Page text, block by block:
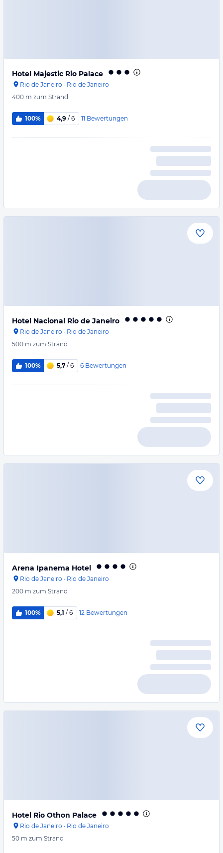
Hotel Majestic Rio Palace
Rio de Janeiro · Rio de Janeiro
400 m zum Strand
100% 4,9 / 6 11 Bewertungen
Hotel Nacional Rio de Janeiro
Rio de Janeiro · Rio de Janeiro
500 m zum Strand
100% 5,7 / 6 6 Bewertungen
Arena Ipanema Hotel
Rio de Janeiro · Rio de Janeiro
200 m zum Strand
100% 5,1 / 6 12 Bewertungen
Hotel Rio Othon Palace
Rio de Janeiro · Rio de Janeiro
50 m zum Strand